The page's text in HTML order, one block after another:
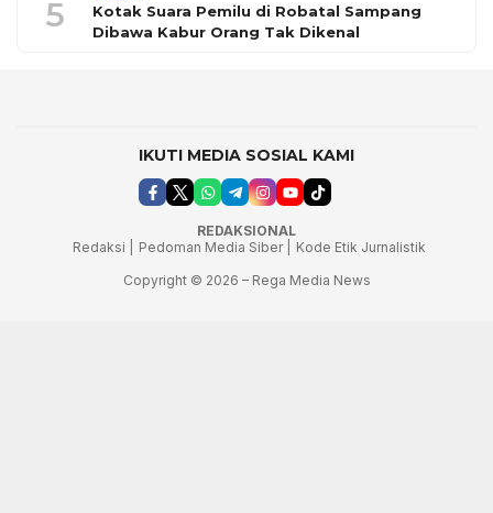
5
Kotak Suara Pemilu di Robatal Sampang
Dibawa Kabur Orang Tak Dikenal
IKUTI MEDIA SOSIAL KAMI
REDAKSIONAL
Redaksi |
Pedoman Media Siber |
Kode Etik Jurnalistik
Copyright © 2026 – Rega Media News